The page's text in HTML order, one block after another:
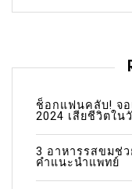
ช็อกแฟนคลับ! จอ
2024 เสียชีวิตใน
3 อาหารรสขมช่
คำแนะนำแพทย์